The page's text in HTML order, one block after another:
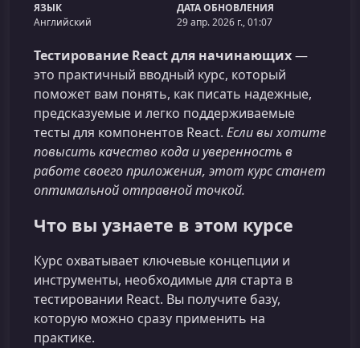
ЯЗЫК
Английский
ДАТА ОБНОВЛЕНИЯ
29 апр. 2026 г., 01:07
Тестирование React для начинающих—
это практичный вводный курс, который
поможет вам понять, как писать надежные,
предсказуемые и легко поддерживаемые
тесты для компонентов React. Если вы хотите
повысить качество кода и уверенность в
работе своего приложения, этот курс станет
оптимальной отправной точкой.
Что вы узнаете в этом курсе
Курс охватывает ключевые концепции и
инструменты, необходимые для старта в
тестировании React. Вы получите базу,
которую можно сразу применить на
практике.